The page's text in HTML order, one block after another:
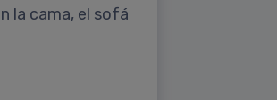
la cama, el sofá